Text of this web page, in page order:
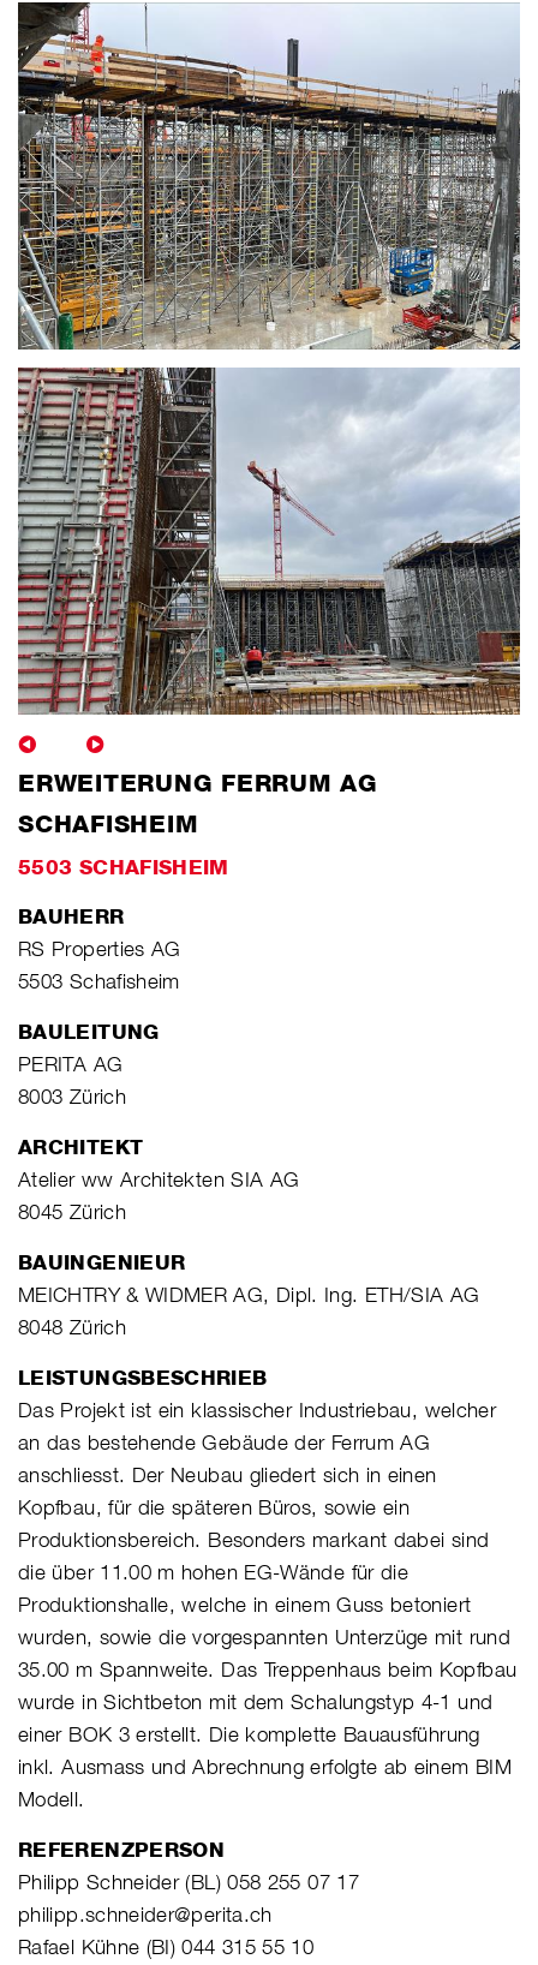
ERWEITERUNG FERRUM AG
SCHAFISHEIM
5503 SCHAFISHEIM
BAUHERR
RS Properties AG
5503 Schafisheim
BAULEITUNG
PERITA AG
8003 Zürich
ARCHITEKT
Atelier ww Architekten SIA AG
8045 Zürich
BAUINGENIEUR
MEICHTRY & WIDMER AG, Dipl. Ing. ETH/SIA AG
8048 Zürich
LEISTUNGSBESCHRIEB
Das Projekt ist ein klassischer Industriebau, welcher
an das bestehende Gebäude der Ferrum AG
anschliesst. Der Neubau gliedert sich in einen
Kopfbau, für die späteren Büros, sowie ein
Produktionsbereich. Besonders markant dabei sind
die über 11.00 m hohen EG-Wände für die
Produktionshalle, welche in einem Guss betoniert
wurden, sowie die vorgespannten Unterzüge mit rund
35.00 m Spannweite. Das Treppenhaus beim Kopfbau
wurde in Sichtbeton mit dem Schalungstyp 4-1 und
einer BOK 3 erstellt. Die komplette Bauausführung
inkl. Ausmass und Abrechnung erfolgte ab einem BIM
Modell.
REFERENZPERSON
Philipp Schneider (BL) 058 255 07 17
philipp.schneider@perita.ch
Rafael Kühne (BI) 044 315 55 10